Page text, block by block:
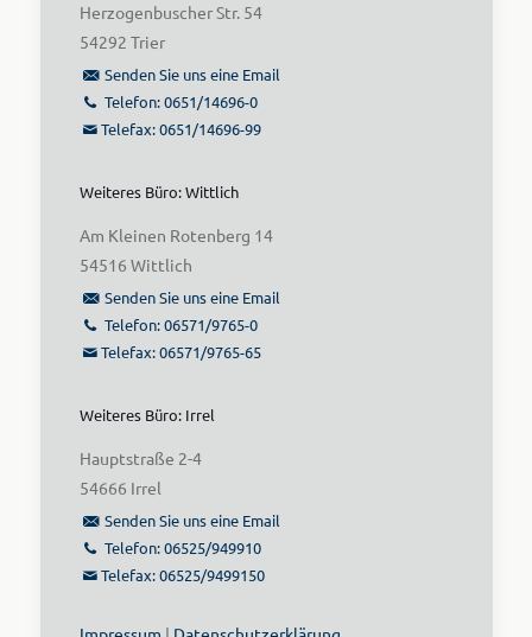
Herzogenbuscher Str. 54
54292 Trier
Senden Sie uns eine Email
Telefon: 0651/14696-0
Telefax: 0651/14696-99
Weiteres Büro: Wittlich
Am Kleinen Rotenberg 14
54516 Wittlich
Senden Sie uns eine Email
Telefon: 06571/9765-0
Telefax: 06571/9765-65
Weiteres Büro: Irrel
Hauptstraße 2-4
54666 Irrel
Senden Sie uns eine Email
Telefon: 06525/949910
Telefax: 06525/9499150